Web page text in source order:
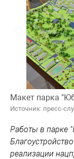
Макет парка
Источник: пресс-
Работы в парке
реализации